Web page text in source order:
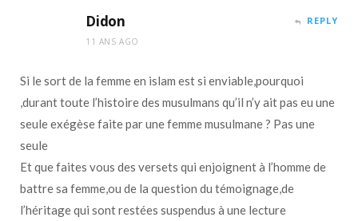
Didon
11 ANS AGO
REPLY
Si le sort de la femme en islam est si enviable,pourquoi
,durant toute l’histoire des musulmans qu’il n’y ait pas eu une
seule exégèse faite par une femme musulmane ? Pas une
seule
Et que faites vous des versets qui enjoignent à l’homme de
battre sa femme,ou de la question du témoignage,de
l’héritage qui sont restées suspendus à une lecture